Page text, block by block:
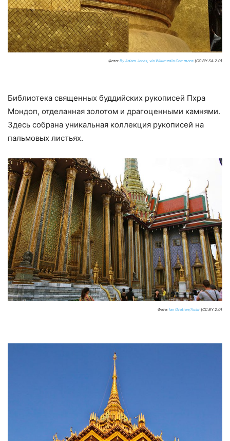
Фото: By Adam Jones, via Wikimedia Commons (CC BY-SA 2.0)
Библиотека священных буддийских рукописей Пхра
Мондоп, отделанная золотом и драгоценными камнями.
Здесь собрана уникальная коллекция рукописей на
пальмовых листьях.
Фото: Ian Gratton/flickr (CC BY 2.0)